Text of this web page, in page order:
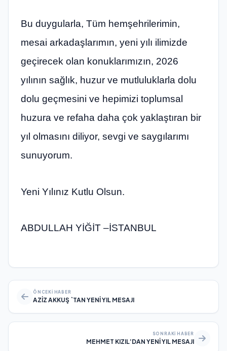
Bu duygularla, Tüm hemşehrilerimin,
mesai arkadaşlarımın, yeni yılı ilimizde
geçirecek olan konuklarımızın, 2026
yılının sağlık, huzur ve mutluluklarla dolu
dolu geçmesini ve hepimizi toplumsal
huzura ve refaha daha çok yaklaştıran bir
yıl olmasını diliyor, sevgi ve saygılarımı
sunuyorum.
Yeni Yılınız Kutlu Olsun.
ABDULLAH YİĞİT –İSTANBUL
ÖNCEKI HABER
AZİZ AKKUŞ `TAN YENİ YIL MESAJI
SONRAKI HABER
MEHMET KIZIL’DAN YENİ YIL MESAJI